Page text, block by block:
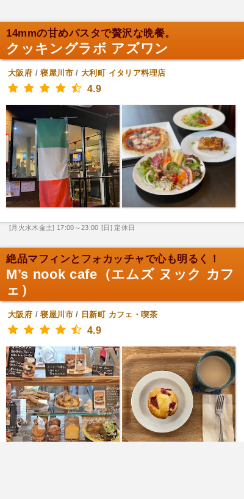
14mmの甘めパスタで贅沢な晩餐。
クッキングラボ アズワン
大阪府 /寝屋川市/大利町 イタリア料理店
4.9
[月火水木金土] 17:00～23:00 [日] 定休日
絶品マフィンとフォカッチャで心も明るく！
M’s nook cafe（エムズ ヌック カフ
ェ）
大阪府 /寝屋川市/ 日新町 カフェ・喫茶
4.9